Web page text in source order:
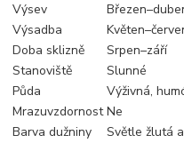
Výsev
Výsadba
Doba sklizně
Srpen–září
Stanoviště
Slunné
Půda
Výživná,
Mrazuvzdornost Ne
Barva dužniny
Světle žlutá